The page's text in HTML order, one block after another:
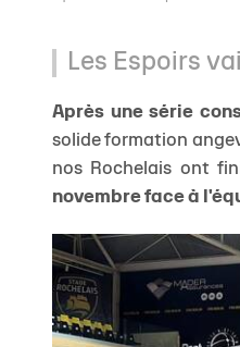
Les Espoirs
Après une série
solide formation
nos Rochelais ont
novembre face à